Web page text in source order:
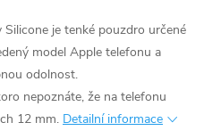
je tenké pouzdro určené
model Apple telefonu a
odolnost.
nepoznáte, že na telefonu
12 mm. Detailní informace